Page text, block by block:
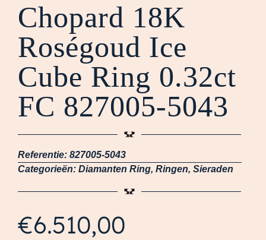
Chopard 18K
Roségoud Ice
Cube Ring 0.32ct
FC 827005-5043
Referentie: 827005-5043
Categorieën: Diamanten Ring, Ringen, Sieraden
€6.510,00